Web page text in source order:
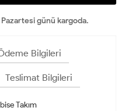
günü kargoda.
Bilgileri
Teslimat Bilgileri
Takım